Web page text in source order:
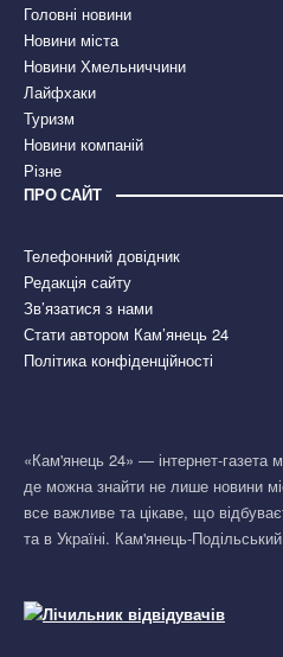
Головні новини
Новини міста
Новини Хмельниччини
Лайфхаки
Туризм
Новини компаній
Різне
ПРО САЙТ
Телефонний довідник
Редакція сайту
Зв’язатися з нами
Стати автором Кам’янець 24
Політика конфіденційності
«Кам'янець 24» — інтернет-газета
де можна знайти не лише новини
все важливе та цікаве, що
та в Україні. Кам'янець-